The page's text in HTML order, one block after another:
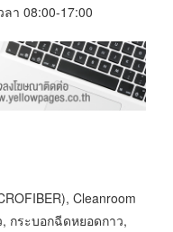
ลา 08:00-17:00
Cleanroom
กระบอกฉีดหยอดกาว,